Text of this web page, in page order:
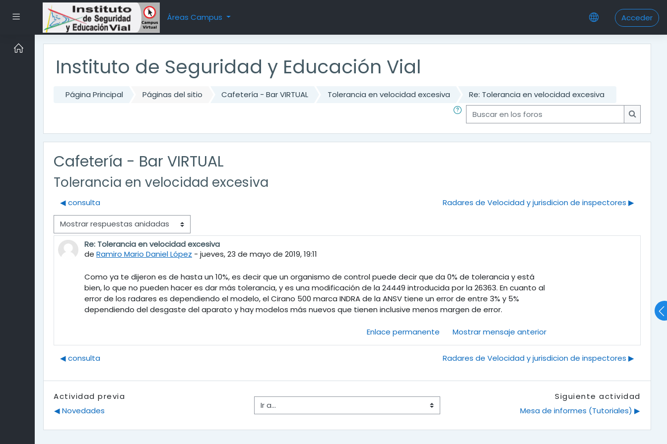
Panel lateral Áreas Campus Acceder
Salta al contenido principal
Instituto de Seguridad y Educación Vial
Página Principal Páginas del sitio Cafetería - Bar VIRTUAL Tolerancia en velocidad excesiva Re: Tolerancia en velocidad excesiva
Buscar en los foros
Buscar
Cafetería - Bar VIRTUAL
Tolerancia en velocidad excesiva
◀︎ consulta Radares de Velocidad y jurisdicion de inspectores ▶︎
Mostrar modo
Re: Tolerancia en velocidad excesiva
de Ramiro Mario Daniel López - jueves, 23 de mayo de 2019, 19:11
Número de respuestas: 0
Como ya te dijeron es de hasta un 10%, es decir que un organismo de control puede decir que da 0% de tolerancia y está
bien, lo que no pueden hacer es dar más tolerancia, y es una modificación de la 24449 introducida por la 26363. En cuanto al
error de los radares es dependiendo el modelo, el Cirano 500 marca INDRA de la ANSV tiene un error de entre 3% y 5%
dependiendo del desgaste del aparato y hay modelos más nuevos que tienen inclusive menos margen de error.
Enlace permanente Mostrar mensaje anterior
◀︎ consulta Radares de Velocidad y jurisdicion de inspectores ▶︎
Actividad previa
◀︎ Novedades
Ir a...
Siguiente actividad
Mesa de informes (Tutoriales) ▶︎